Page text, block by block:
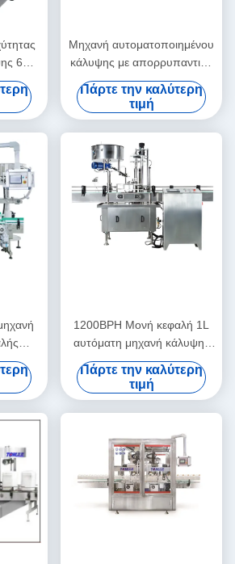
6
Μηχανή αυτοματοποιημένου
κάλυψης με απορρυπαντικό
για πλυντήριο 4 / 6 / 8
Κεφαλές υψηλή ταχύτητα
Πάρτε την καλύτερη
τιμή
1200BPH Μονή κεφαλή 1L
αυτόματη μηχανή κάλυψης
από ανοξείδωτο χάλυβα 304
Πάρτε την καλύτερη
τιμή